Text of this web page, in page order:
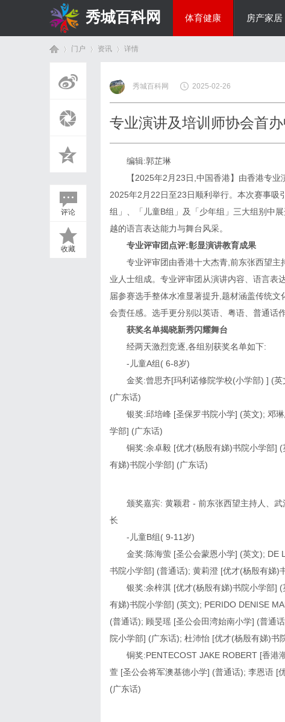
秀城百科网 体育健康 房产家居
门户 资讯
›
详情
评论
收藏
秀城百科网 2025-02-26
专业演讲及培训师协会首
编辑:郭芷琳
【2025年2月23日,中国香港】由香港专
2025年2月22日至23日顺利举行。本次赛事吸
组」、「儿童B组」及「少年组」三大组别中
越的语言表达能力与舞台风采。
专业评审团点评:彰显演讲教育成果
专业评审团由香港十大杰青,前东张西望
业人士组成。专业评审团从演讲内容、语言表
届参赛选手整体水准显著提升,题材涵盖传统
会责任感。选手更分别以英语、粤语、普通话
获奖名单揭晓新秀闪耀舞台
经两天激烈竞逐,各组别获奖名单如下:
-儿童A组( 6-8岁)
金奖:曾思齐[玛利诺修院学校(小学部) ] (
(广东话)
银奖:邱培峰 [圣保罗书院小学] (英文); 邓
学部] (广东话)
铜奖:余卓毅 [优才(杨殷有娣)书院小学部]
有娣)书院小学部] (广东话)
颁奖嘉宾: 黄颖君 - 前东张西望主持人、
长
-儿童B组( 9-11岁)
金奖:陈海萤 [圣公会蒙恩小学] (英文); DE
书院小学部] (普通话); 黄莉澄 [优才(杨殷有娣)
银奖:余梓淇 [优才(杨殷有娣)书院小学部]
有娣)书院小学部] (英文); PERIDO DENISE
(普通话); 顾旻瑶 [圣公会田湾始南小学] (普通
院小学部] (广东话); 杜沛怡 [优才(杨殷有娣)书
铜奖:PENTECOST JAKE ROBERT [香
萱 [圣公会将军澳基德小学] (普通话); 李恩语 [
(广东话)